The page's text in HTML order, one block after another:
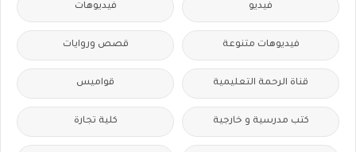
فيديو فيديوهات
فيديوهات متنوعة قصص وروايات
قناة الرحمة التعليمية قواميس
كتب مدرسية و خارجية كلية تجارة